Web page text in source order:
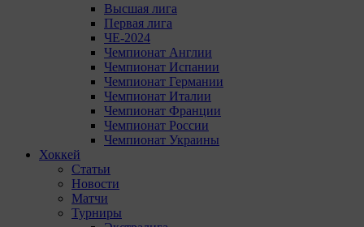
Высшая лига
Первая лига
ЧЕ-2024
Чемпионат Англии
Чемпионат Испании
Чемпионат Германии
Чемпионат Италии
Чемпионат Франции
Чемпионат России
Чемпионат Украины
Хоккей
Статьи
Новости
Матчи
Турниры